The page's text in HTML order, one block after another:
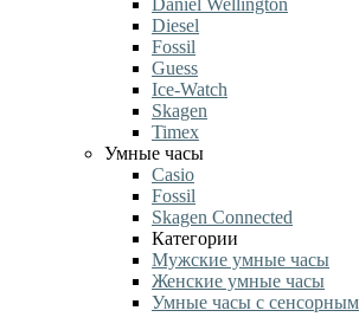
Daniel Wellington
Diesel
Fossil
Guess
Ice-Watch
Skagen
Timex
Умные часы
Casio
Fossil
Skagen Connected
Категории
Мужские умные часы
Женские умные часы
Умные часы с сенсорным